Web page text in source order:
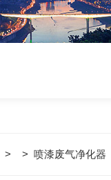
> >喷漆废气净化器